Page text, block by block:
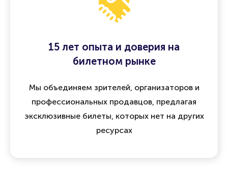
15 лет опыта и доверия на
билетном рынке
Мы объединяем зрителей, организаторов и
профессиональных продавцов, предлагая
эксклюзивные билеты, которых нет на других
ресурсах